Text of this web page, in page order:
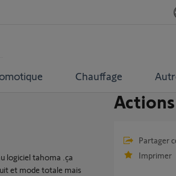
Chauffage
logiciel tahoma .ça
et mode totale mais
Actions
Partager
Imprimer